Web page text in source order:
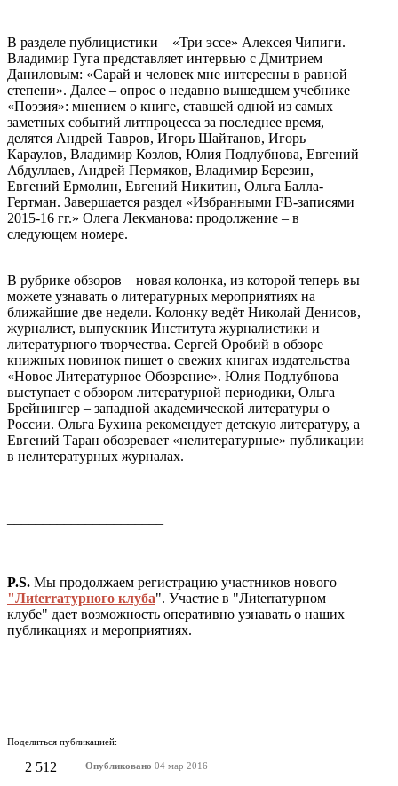
В разделе публицистики – «Три эссе» Алексея Чипиги.
Владимир Гуга представляет интервью с Дмитрием
Даниловым: «Сарай и человек мне интересны в равной
степени». Далее – опрос о недавно вышедшем учебнике
«Поэзия»: мнением о книге, ставшей одной из самых
заметных событий литпроцесса за последнее время,
делятся Андрей Тавров, Игорь Шайтанов, Игорь
Караулов, Владимир Козлов, Юлия Подлубнова, Евгений
Абдуллаев, Андрей Пермяков, Владимир Березин,
Евгений Ермолин, Евгений Никитин, Ольга Балла-
Гертман. Завершается раздел «Избранными FB-записями
2015-16 гг.» Олега Лекманова: продолжение – в
следующем номере.
В рубрике обзоров – новая колонка, из которой теперь вы
можете узнавать о литературных мероприятиях на
ближайшие две недели. Колонку ведёт Николай Денисов,
журналист, выпускник Института журналистики и
литературного творчества. Сергей Оробий в обзоре
книжных новинок пишет о свежих книгах издательства
«Новое Литературное Обозрение». Юлия Подлубнова
выступает с обзором литературной периодики, Ольга
Брейнингер – западной академической литературы о
России. Ольга Бухина рекомендует детскую литературу, а
Евгений Таран обозревает «нелитературные» публикации
в нелитературных журналах.
P.S. Мы продолжаем регистрацию участников нового
"Лиterraтурного клуба". Участие в "Лиterraтурном
клубе" дает возможность оперативно узнавать о наших
публикациях и мероприятиях.
Поделиться публикацией:
2 512 Опубликовано 04 мар 2016